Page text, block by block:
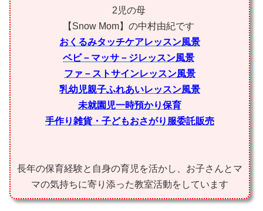
2児の母
【Snow Mom】の中村由紀です
おくるみタッチケアレッスン風景
ベビ－マッサ－ジレッスン風景
ファ－ストサインレッスン風景
乳幼児親子ふれあいレッスン風景
未就園児一時預かり保育
手作り雑貨・子どもおさがり服委託販売
長年の保育経験と自身の育児を活かし、お子さんとマ
マの気持ちに寄り添った教室活動をしています